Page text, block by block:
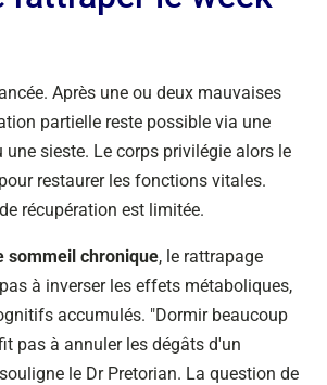
Après une ou deux mauvaises
partielle reste possible via une
une sieste. Le corps privilégie alors le
restaurer les fonctions vitales.
récupération est limitée.
sommeil chronique, le rattrapage
à inverser les effets métaboliques,
accumulés. "Dormir beaucoup
pas à annuler les dégâts d'un
le Dr Pretorian. La question de